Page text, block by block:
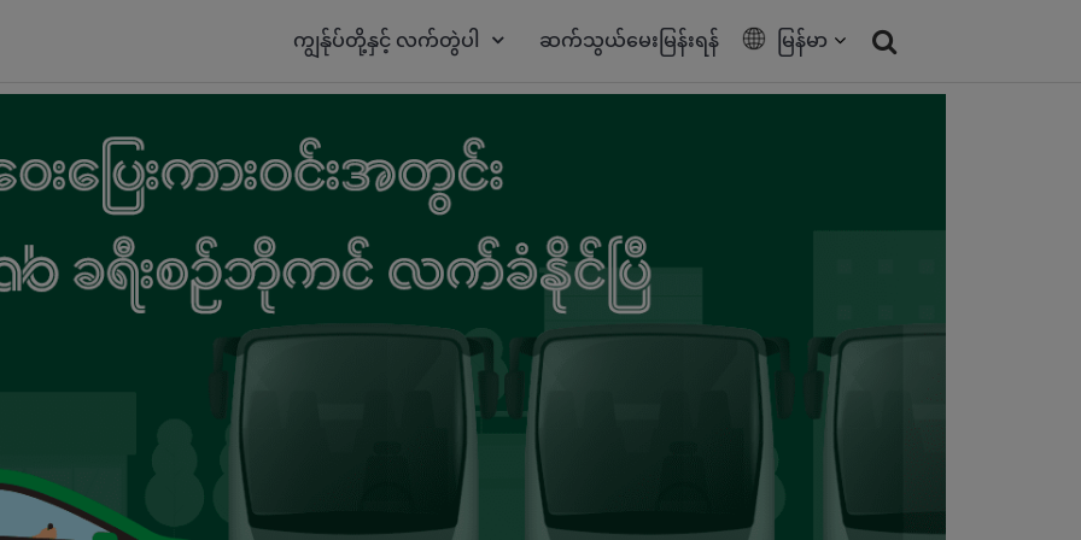
ကျွန်ုပ်တို့နှင့် လက်တွဲပါ ဆက်သွယ်မေးမြန်းရန် မြန်မာ